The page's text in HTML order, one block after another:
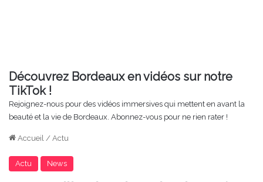
Découvrez Bordeaux en vidéos sur notre
TikTok !
Rejoignez-nous pour des vidéos immersives qui mettent en avant la
beauté et la vie de Bordeaux. Abonnez-vous pour ne rien rater !
Accueil / Actu
Actu News